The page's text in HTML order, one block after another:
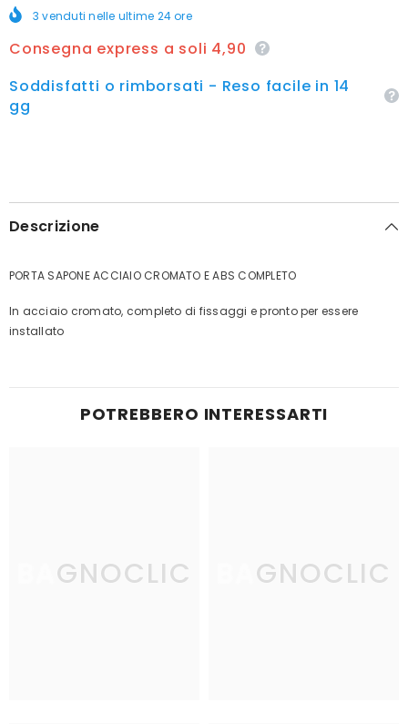
3 venduti nelle ultime 24ore
Consegna express a soli 4,90
Soddisfatti o rimborsati - Reso facile in 14
gg
Descrizione
PORTA SAPONE ACCIAIO CROMATO E ABS COMPLETO
In acciaio cromato, completo di fissaggi e pronto per essere
installato
POTREBBERO INTERESSARTI
BAGNOCLIC BAGNOCLIC